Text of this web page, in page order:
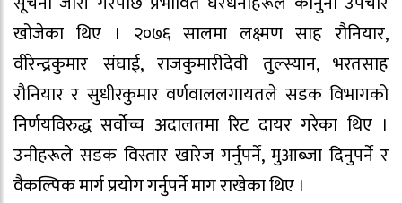
खोजेका थिए । २०७६ सालमा लक्ष्मण साह रौनियार,
वीरेन्द्रकुमार संघाई, राजकुमारीदेवी तुल्स्यान, भरतसाह
रौनियार र सुधीरकुमार वर्णवाललगायतले सडक विभागको
निर्णयविरुद्ध सर्वाेच्च अदालतमा रिट दायर गरेका थिए ।
उनीहरूले सडक विस्तार खारेज गर्नुपर्ने, मुआब्जा दिनुपर्ने र
वैकल्पिक मार्ग प्रयोग गर्नुपर्ने माग राखेका थिए ।